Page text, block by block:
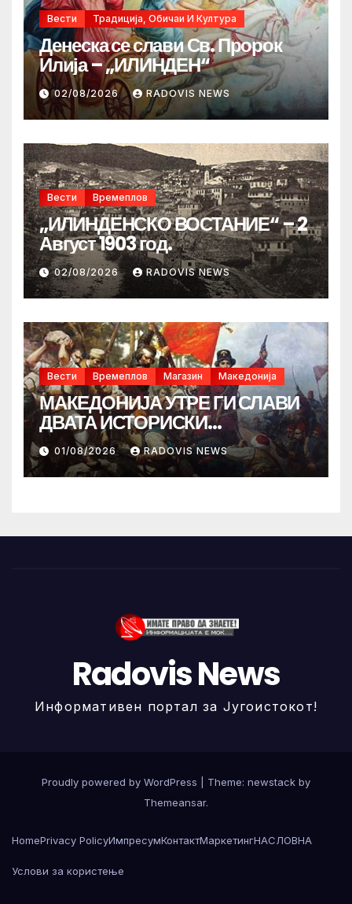
Вести Традиција, Обичаи И Култура
Денеска се слави Св. Пророк
Илија – „ИЛИНДЕН“
02/08/2026 RADOVIS NEWS
Вести Времеплов
„ИЛИНДЕНСКО ВОСТАНИЕ“ – 2
Август 1903 год.
02/08/2026 RADOVIS NEWS
Вести Времеплов Магазин Македонија
МАКЕДОНИЈА УТРЕ ГИ СЛАВИ
ДВАТА ИСТОРИСКИ
ИЛИНДЕНА!
01/08/2026 RADOVIS NEWS
Radovis News
Информативен портал за Југоистокот!
Proudly powered by WordPress
Theme: newstack by
Themeansar.
HomePrivacy PolicyИмпресумКонтактМаркетингНАСЛОВНА
Услови за користење